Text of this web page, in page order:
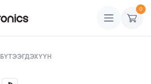
0
БҮТЭЭГДЭХҮҮН